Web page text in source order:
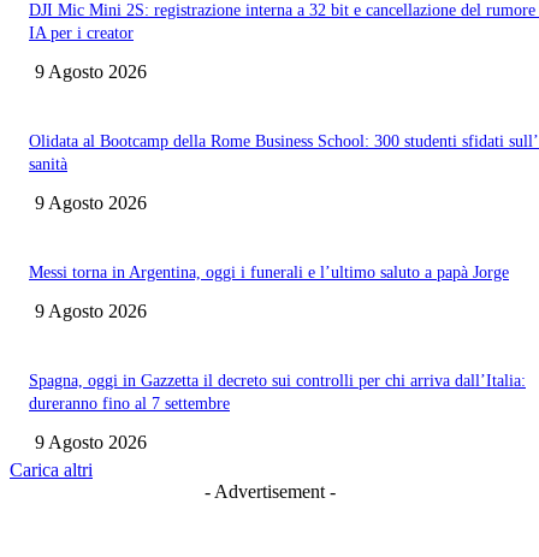
DJI Mic Mini 2S: registrazione interna a 32 bit e cancellazione del rumore
IA per i creator
9 Agosto 2026
Olidata al Bootcamp della Rome Business School: 300 studenti sfidati
sanità
9 Agosto 2026
Messi torna in Argentina, oggi i funerali e l’ultimo saluto a papà Jorge
9 Agosto 2026
Spagna, oggi in Gazzetta il decreto sui controlli per chi arriva dall’Italia:
dureranno fino al 7 settembre
9 Agosto 2026
Carica altri
- Advertisement -